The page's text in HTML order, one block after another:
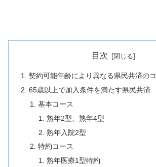
目次
契約可能年齢により異なる県民共済の
65歳以上で加入条件を満たす県民共済
基本コース
熟年2型、熟年4型
熟年入院2型
特約コース
熟年医療1型特約